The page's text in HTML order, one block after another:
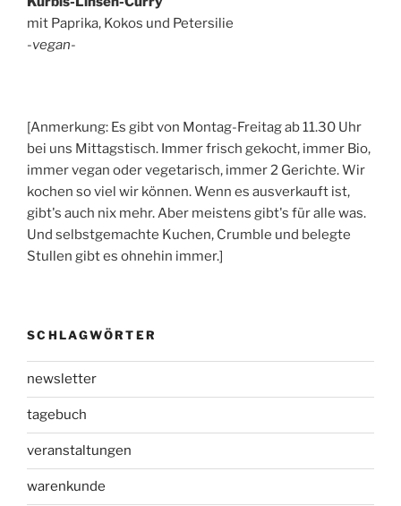
mit Paprika, Kokos und Petersilie
-vegan-
[Anmerkung: Es gibt von Montag-Freitag ab 11.30 Uhr
bei uns Mittagstisch. Immer frisch gekocht, immer Bio,
immer vegan oder vegetarisch, immer 2 Gerichte. Wir
kochen so viel wir können. Wenn es ausverkauft ist,
gibt's auch nix mehr. Aber meistens gibt's für alle was.
Und selbstgemachte Kuchen, Crumble und belegte
Stullen gibt es ohnehin immer.]
SCHLAGWÖRTER
newsletter
tagebuch
veranstaltungen
warenkunde